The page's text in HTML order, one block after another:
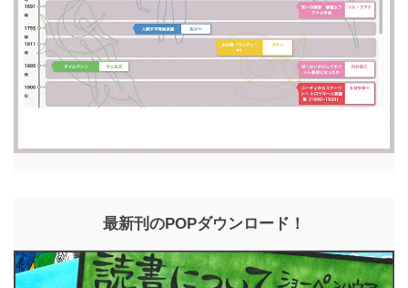
最新刊のPOPダウンロード！